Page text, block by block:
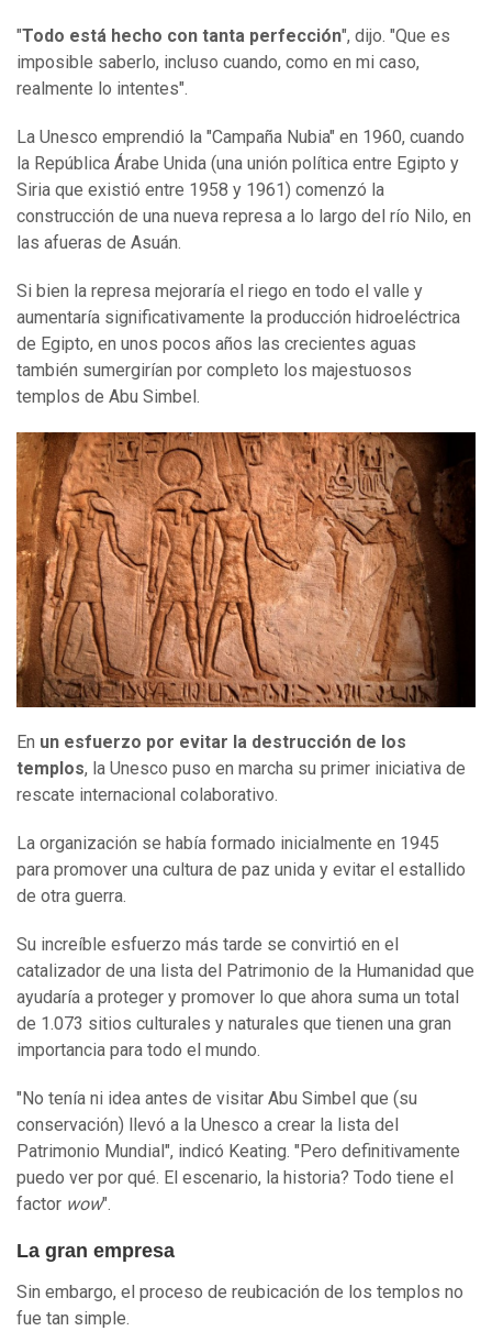
"Todo está hecho con tanta perfección", dijo. "Que es
imposible saberlo, incluso cuando, como en mi caso,
realmente lo intentes".
La Unesco emprendió la "Campaña Nubia" en 1960, cuando
la República Árabe Unida (una unión política entre Egipto y
Siria que existió entre 1958 y 1961) comenzó la
construcción de una nueva represa a lo largo del río Nilo, en
las afueras de Asuán.
Si bien la represa mejoraría el riego en todo el valle y
aumentaría significativamente la producción hidroeléctrica
de Egipto, en unos pocos años las crecientes aguas
también sumergirían por completo los majestuosos
templos de Abu Simbel.
En un esfuerzo por evitar la destrucción de los
templos, la Unesco puso en marcha su primer iniciativa de
rescate internacional colaborativo.
La organización se había formado inicialmente en 1945
para promover una cultura de paz unida y evitar el estallido
de otra guerra.
Su increíble esfuerzo más tarde se convirtió en el
catalizador de una lista del Patrimonio de la Humanidad que
ayudaría a proteger y promover lo que ahora suma un total
de 1.073 sitios culturales y naturales que tienen una gran
importancia para todo el mundo.
"No tenía ni idea antes de visitar Abu Simbel que (su
conservación) llevó a la Unesco a crear la lista del
Patrimonio Mundial", indicó Keating. "Pero definitivamente
puedo ver por qué. El escenario, la historia? Todo tiene el
factor wow".
La gran empresa
Sin embargo, el proceso de reubicación de los templos no
fue tan simple.